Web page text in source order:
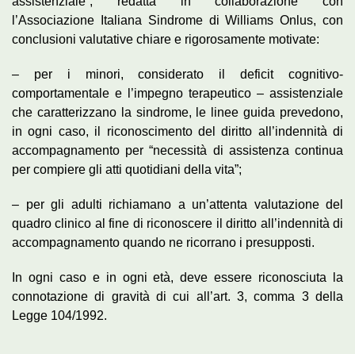
l’Associazione Italiana Sindrome di Williams Onlus, con
conclusioni valutative chiare e rigorosamente motivate:
– per i minori, considerato il deficit cognitivo-
comportamentale e l’impegno terapeutico – assistenziale
che caratterizzano la sindrome, le linee guida prevedono,
in ogni caso, il riconoscimento del diritto all’indennità di
accompagnamento per “necessità di assistenza continua
per compiere gli atti quotidiani della vita”;
– per gli adulti richiamano a un’attenta valutazione del
quadro clinico al fine di riconoscere il diritto all’indennità di
accompagnamento quando ne ricorrano i presupposti.
In ogni caso e in ogni età, deve essere riconosciuta la
connotazione di gravità di cui all’art. 3, comma 3 della
Legge 104/1992.